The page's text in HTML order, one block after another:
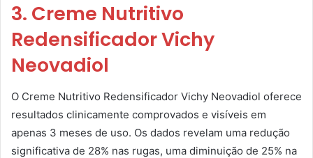
3. Creme Nutritivo
Redensificador Vichy
Neovadiol
O Creme Nutritivo Redensificador Vichy Neovadiol oferece
resultados clinicamente comprovados e visíveis em
apenas 3 meses de uso. Os dados revelam uma redução
significativa de 28% nas rugas, uma diminuição de 25% na